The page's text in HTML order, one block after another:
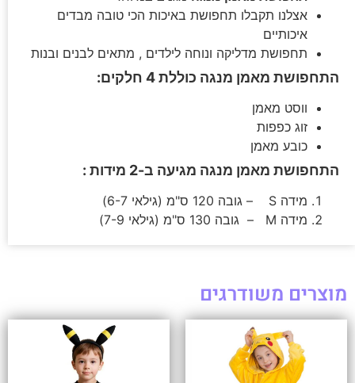
אצלנו תקבלו תחפושת באיכות הכי טובה מבדים
איכותיים
תחפושת מדליקה ונוחה לילדים , מתאים לבנים ובנות
התחפושת מאמן מנגה כוללת 4 חלקים:
ווסט מאמן
זוג כפפות
כובע מאמן
התחפושת מאמן מנגה מגיעה ב-2 מידות :
מידה S – גובה 120 ס"מ (גילאי 6-7)
מידה M – גובה 130 ס"מ (גילאי 7-9)
מוצרים משודרגים